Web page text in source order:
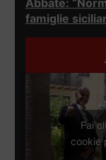
Abbate:
famiglie
Fai
cookie